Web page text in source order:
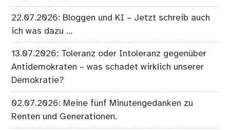
22.07.2026: Bloggen und KI – Jetzt schreib auch
ich was dazu …
13.07.2026: Toleranz oder Intoleranz gegenüber
Antidemokraten – was schadet wirklich unserer
Demokratie?
02.07.2026: Meine fünf Minutengedanken zu
Renten und Generationen.